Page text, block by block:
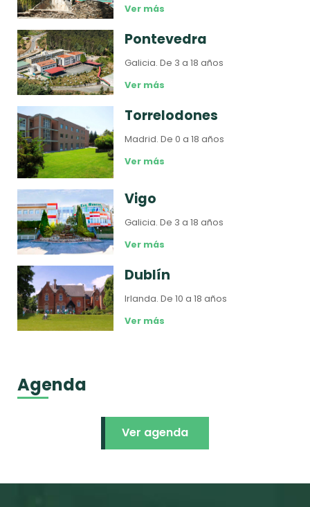
Ver más
Pontevedra
Galicia.De 3 a 18 años
Ver más
Torrelodones
Madrid.De 0 a 18 años
Ver más
Vigo
Galicia.De 3 a 18 años
Ver más
Dublín
Irlanda.De 10 a 18 años
Ver más
Agenda
Ver agenda